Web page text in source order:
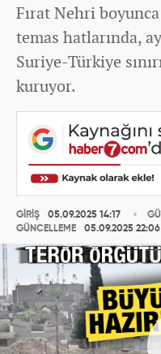
Fırat Nehri
temas hatlarında,
Suriye-Türkiye
kuruyor.
GİRİŞ
05.09.2025 14:17
GÜNCELLEME
05.09.2025 22:06